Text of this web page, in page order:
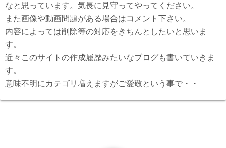
なと思っています。気長に見守ってやってください。
また画像や動画問題がある場合はコメント下さい。
内容によっては削除等の対応をきちんとしたいと思いま
す。
近々このサイトの作成履歴みたいなブログも書いていきま
す。
意味不明にカテゴリ増えますがご愛敬という事で・・